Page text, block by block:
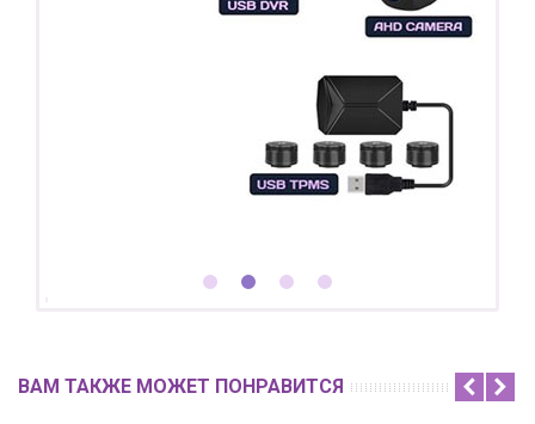
ВАМ ТАКЖЕ МОЖЕТ ПОНРАВИТСЯ